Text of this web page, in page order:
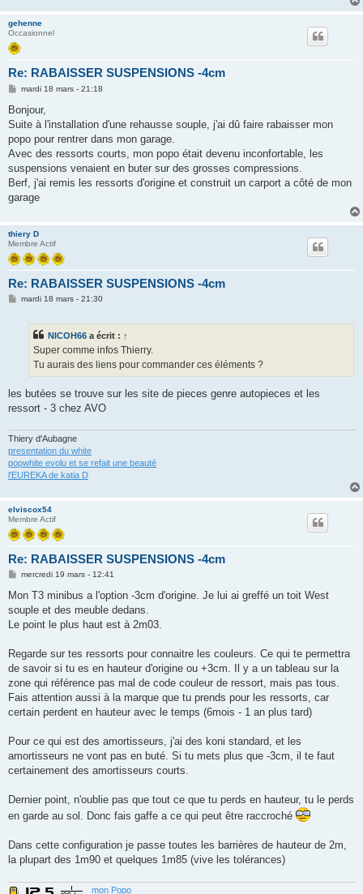
gehenne
Occasionnel
Re: RABAISSER SUSPENSIONS -4cm
M
s
a
g
e
mardi 18 mars - 21:18
Bonjour,
Suite à l'installation d'une rehausse souple, j'ai dû faire rabaisser mon
popo pour rentrer dans mon garage.
Avec des ressorts courts, mon popo était devenu inconfortable, les
suspensions venaient en buter sur des grosses compressions.
Berf, j'ai remis les ressorts d'origine et construit un carport a côté de mon
garage
thiery D
Membre Actif
Re: RABAISSER SUSPENSIONS -4cm
Mmardi 18 mars - 21:30
NICOH66 a écrit : ↑
Super comme infos Thierry.
Tu aurais des liens pour commander ces éléments ?
les butées se trouve sur les site de pieces genre autopieces et les
ressort - 3 chez AVO
Thiery d'Aubagne
presentation du white
popwhite evolu et se refait une beauté
l'EUREKA de katia D
elviscox54
Membre Actif
Re: RABAISSER SUSPENSIONS -4cm
M
s
a
g
mercredi 19 mars - 12:41
Mon T3 minibus a l'option -3cm d'origine. Je lui ai greffé un toit West
souple et des meuble dedans.
Le point le plus haut est à 2m03.
Regarde sur tes ressorts pour connaitre les couleurs. Ce qui te permettra
de savoir si tu es en hauteur d'origine ou +3cm. Il y a un tableau sur la
zone qui référence pas mal de code couleur de ressort, mais pas tous.
Fais attention aussi à la marque que tu prends pour les ressorts, car
certain perdent en hauteur avec le temps (6mois - 1 an plus tard)
Pour ce qui est des amortisseurs, j'ai des koni standard, et les
amortisseurs ne vont pas en buté. Si tu mets plus que -3cm, il te faut
certainement des amortisseurs courts.
Dernier point, n'oublie pas que tout ce que tu perds en hauteur, tu le perds
en garde au sol. Donc fais gaffe a ce qui peut être raccroché
Dans cette configuration je passe toutes les barrières de hauteur de 2m,
la plupart des 1m90 et quelques 1m85 (vive les tolérances)
mon Popo